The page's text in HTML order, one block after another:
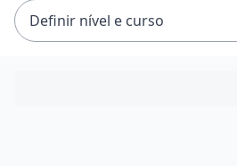
Definir nível e curso